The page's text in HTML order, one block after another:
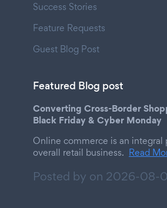
Success Stories
Feature Requests
Guest Blog Post
Featured Blog post
Converting Cross-Border
Black Friday & Cyber Monday
Online commerce is an integral
overall retail business. Read
Posted by on 2026-08-